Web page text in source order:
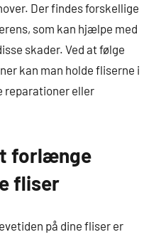
Der findes forskellige
som kan hjælpe med
skader. Ved at følge
kan man holde fliserne i
reparationer eller
forlænge
fliser
på dine fliser er